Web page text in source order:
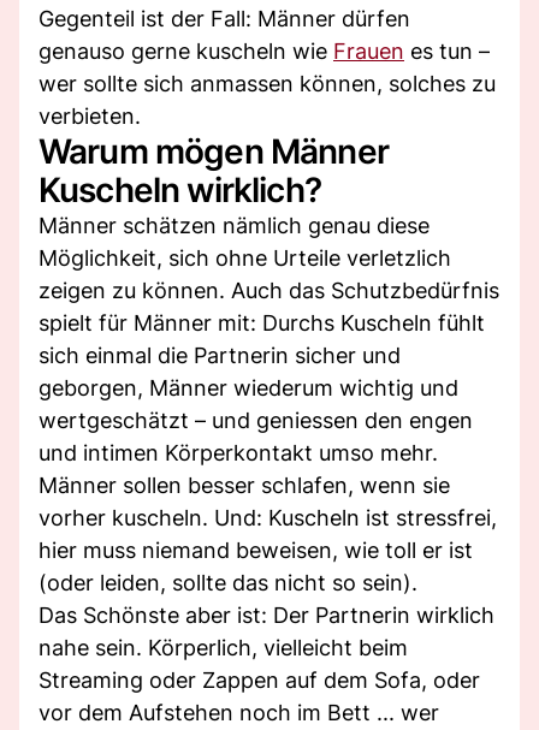
Gegenteil ist der Fall: Männer dürfen
genauso gerne kuscheln wie Frauen es tun –
wer sollte sich anmassen können, solches zu
verbieten.
Warum mögen Männer
Kuscheln wirklich?
Männer schätzen nämlich genau diese
Möglichkeit, sich ohne Urteile verletzlich
zeigen zu können. Auch das Schutzbedürfnis
spielt für Männer mit: Durchs Kuscheln fühlt
sich einmal die Partnerin sicher und
geborgen, Männer wiederum wichtig und
wertgeschätzt – und geniessen den engen
und intimen Körperkontakt umso mehr.
Männer sollen besser schlafen, wenn sie
vorher kuscheln. Und: Kuscheln ist stressfrei,
hier muss niemand beweisen, wie toll er ist
(oder leiden, sollte das nicht so sein).
Das Schönste aber ist: Der Partnerin wirklich
nahe sein. Körperlich, vielleicht beim
Streaming oder Zappen auf dem Sofa, oder
vor dem Aufstehen noch im Bett ... wer